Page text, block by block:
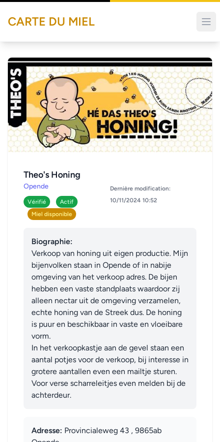
CARTE DU MIEL
Theo's Honing
Opende
Vérifié
Actif
Miel disponible
Dernière modification:
10/11/2024 10:52
Biographie:
Verkoop van honing uit eigen productie. Mijn
bijenvolken staan in Opende of in nabije
omgeving van het verkoop adres. De bijen
hebben een vaste standplaats waardoor zij
alleen nectar uit de omgeving verzamelen,
echte honing van de Streek dus. De honing
is puur en beschikbaar in vaste en vloeibare
vorm.
In het verkoopkastje aan de gevel staan een
aantal potjes voor de verkoop, bij interesse in
grotere aantallen even een mailtje sturen.
Voor verse scharreleitjes even melden bij de
achterdeur.
Adresse: Provincialeweg 43 , 9865ab